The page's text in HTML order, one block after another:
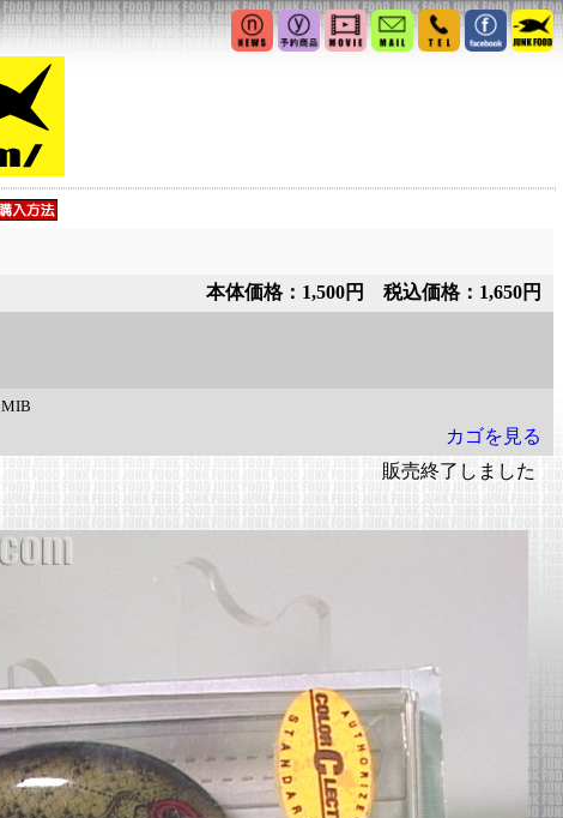
本体価格：1,500円 税込価格：1,650円
MIB
カゴを見る
販売終了しました